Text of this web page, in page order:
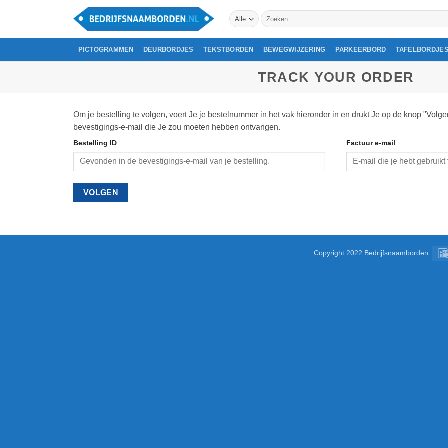
Zoeken
naar:
PICTOGRAMMEN DEURBORDJES TEKSTBORDEN BEWEGWIJZERING PARKEERBORD TAFELBORDJES
TRACK YOUR ORDER
Om je bestelling te volgen, voert Je je bestelnummer in het vak hieronder in en drukt Je op de knop
bevestigings-e-mail die Je zou moeten hebben ontvangen.
Bestelling ID Factuur e-mail
VOLGEN
Copyright 2022 Bedrijfsnaamborden